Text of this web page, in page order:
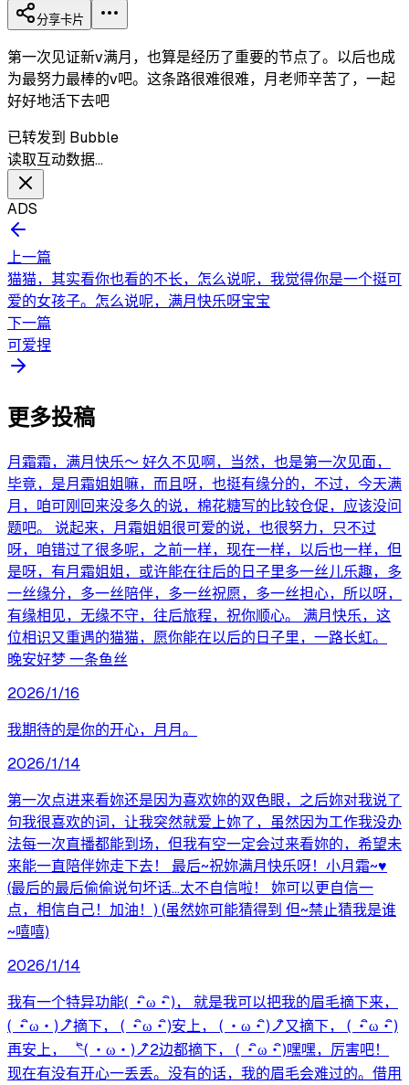
分享卡片
第一次见证新v满月，也算是经历了重要的节点了。以后也成
为最努力最棒的v吧。这条路很难很难，月老师辛苦了，一起
好好地活下去吧
已转发到 Bubble
读取互动数据…
ADS
上一篇
猫猫，其实看你也看的不长，怎么说呢，我觉得你是一个挺可
爱的女孩子。怎么说呢，满月快乐呀宝宝
下一篇
可爱捏
更多投稿
月霜霜，满月快乐～ 好久不见啊，当然，也是第一次见面，
毕竟，是月霜姐姐嘛，而且呀，也挺有缘分的，不过，今天满
月，咱可刚回来没多久的说，棉花糖写的比较仓促，应该没问
题吧。 说起来，月霜姐姐很可爱的说，也很努力，只不过
呀，咱错过了很多呢，之前一样，现在一样，以后也一样，但
是呀，有月霜姐姐，或许能在往后的日子里多一丝儿乐趣，多
一丝缘分，多一丝陪伴，多一丝祝愿，多一丝担心，所以呀，
有缘相见，无缘不守，往后旅程，祝你顺心。 满月快乐，这
位相识又重遇的猫猫，愿你能在以后的日子里，一路长虹。
晚安好梦 一条鱼丝
2026/1/16
我期待的是你的开心，月月。
2026/1/14
第一次点进来看妳还是因为喜欢妳的双色眼，之后妳对我说了
句我很喜欢的词，让我突然就爱上妳了，虽然因为工作我没办
法每一次直播都能到场，但我有空一定会过来看妳的，希望未
来能一直陪伴妳走下去！ 最后~祝妳满月快乐呀！小月霜~♥️
(最后的最后偷偷说句坏话...太不自信啦！ 妳可以更自信一
点，相信自己！加油！) (虽然妳可能猜得到 但~禁止猜我是谁
~嘻嘻)
2026/1/14
我有一个特异功能( ・ิω・ิ)， 就是我可以把我的眉毛摘下来，
( ・ิω・)ノิ摘下， ( ・ิω・ิ)安上， ( ・ω・ิ)ノิ又摘下， ( ・ิω・ิ)
再安上， ╰ิ( ・ω・)ノิ2边都摘下， ( ・ิω・ิ)嘿嘿，厉害吧！
现在有没有开心一丢丢。没有的话，我的眉毛会难过的。借用